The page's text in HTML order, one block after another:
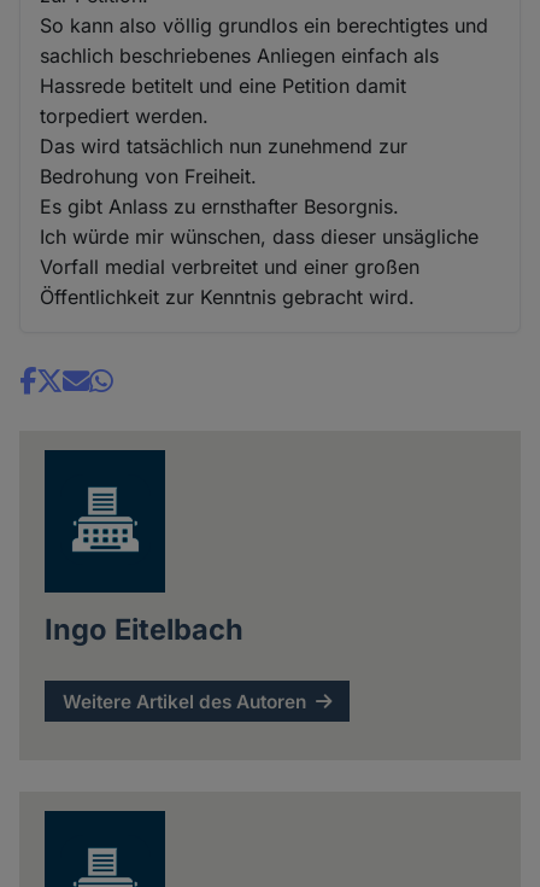
So kann also völlig grundlos ein berechtigtes und
sachlich beschriebenes Anliegen einfach als
Hassrede betitelt und eine Petition damit
torpediert werden.
Das wird tatsächlich nun zunehmend zur
Bedrohung von Freiheit.
Es gibt Anlass zu ernsthafter Besorgnis.
Ich würde mir wünschen, dass dieser unsägliche
Vorfall medial verbreitet und einer großen
Öffentlichkeit zur Kenntnis gebracht wird.
Share
Ingo Eitelbach
Weitere Artikel des Autoren